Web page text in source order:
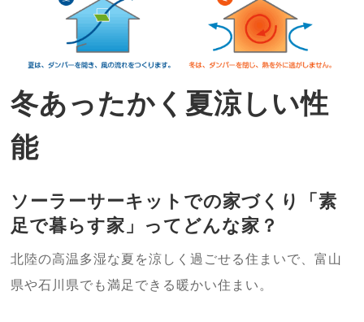
冬あったかく夏涼しい性
能
ソーラーサーキットでの家づくり「素
足で暮らす家」ってどんな家？
北陸の高温多湿な夏を涼しく過ごせる住まいで、富山
県や石川県でも満足できる暖かい住まい。